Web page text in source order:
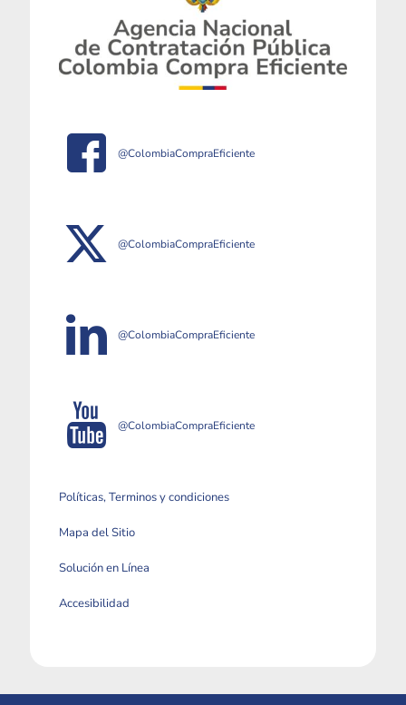
@ColombiaCompraEficiente
@ColombiaCompraEficiente
@ColombiaCompraEficiente
@ColombiaCompraEficiente
Políticas, Terminos y condiciones
Mapa del Sitio
Solución en Línea
Accesibilidad